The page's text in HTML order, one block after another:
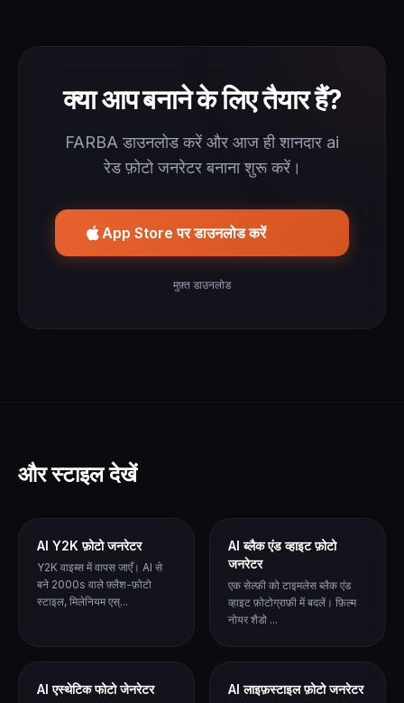
क्या आप बनाने के लिए तैयार हैं?
FARBA डाउनलोड करें और आज ही शानदार ai
रेड फ़ोटो जनरेटर बनाना शुरू करें।
App Store पर डाउनलोड करें
मुफ़्त डाउनलोड
और स्टाइल देखें
AI Y2K फ़ोटो जनरेटर
Y2K वाइब्स में वापस जाएँ। AI से
बने 2000s वाले फ़्लैश-फ़ोटो
स्टाइल, मिलेनियम एस्...
AI ब्लैक एंड व्हाइट फ़ोटो
जनरेटर
एक सेल्फ़ी को टाइमलेस ब्लैक एंड
व्हाइट फ़ोटोग्राफ़ी में बदलें। फ़िल्म
नोयर शैडो ...
AI एस्थेटिक फोटो जेनरेटर AI लाइफ़स्टाइल फ़ोटो जनरेटर